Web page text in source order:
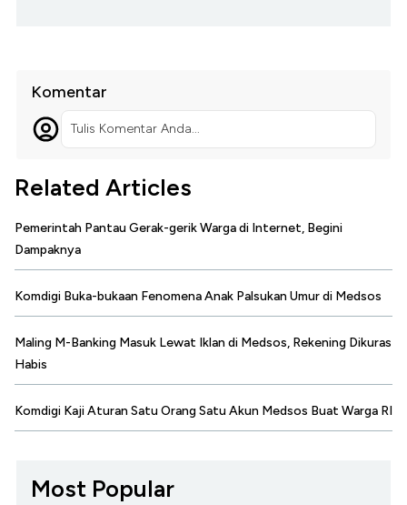
Komentar
Tulis Komentar Anda...
Related Articles
Pemerintah Pantau Gerak-gerik Warga di Internet, Begini
Dampaknya
Komdigi Buka-bukaan Fenomena Anak Palsukan Umur di Medsos
Maling M-Banking Masuk Lewat Iklan di Medsos, Rekening Dikuras
Habis
Komdigi Kaji Aturan Satu Orang Satu Akun Medsos Buat Warga RI
Most Popular